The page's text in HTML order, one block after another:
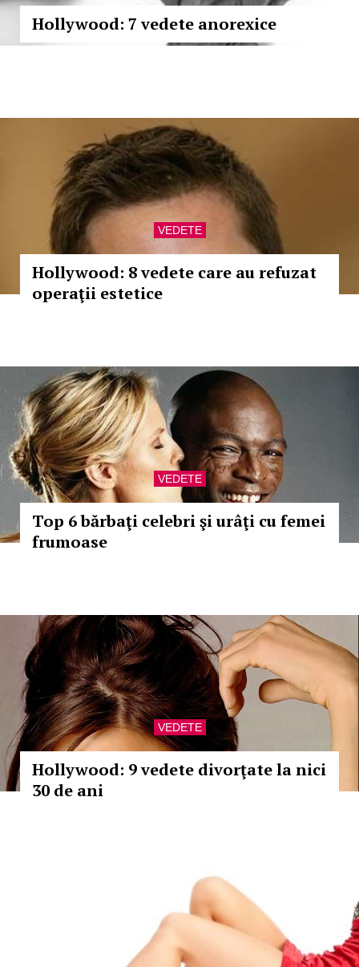
Hollywood: 7 vedete anorexice
VEDETE
Hollywood: 8 vedete care au refuzat
operaţii estetice
VEDETE
Top 6 bărbaţi celebri şi urâţi cu femei
frumoase
VEDETE
Hollywood: 9 vedete divorţate la nici
30 de ani